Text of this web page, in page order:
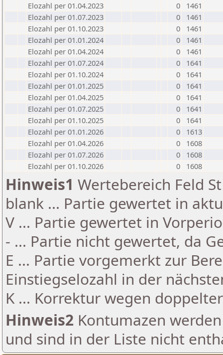
Elozahl per 01.04.2023
0
1461
Elozahl per 01.07.2023
0
1461
Elozahl per 01.10.2023
0
1461
Elozahl per 01.01.2024
0
1461
Elozahl per 01.04.2024
0
1461
Elozahl per 01.07.2024
0
1641
Elozahl per 01.10.2024
0
1641
Elozahl per 01.01.2025
0
1641
Elozahl per 01.04.2025
0
1641
Elozahl per 01.07.2025
0
1641
Elozahl per 01.10.2025
0
1641
Elozahl per 01.01.2026
0
1613
Elozahl per 01.04.2026
0
1608
Elozahl per 01.07.2026
0
1608
Elozahl per 01.10.2026
0 1608
Hinweis1 Wertebereich Feld
blank ... Partie gewertet in
V ... Partie gewertet in
- ... Partie nicht gewertet, da
E ... Partie vorgemerkt zur
Einstiegselozahl in der
K ... Korrektur wegen
Hinweis2 Kontumazen
und sind in der Liste nicht